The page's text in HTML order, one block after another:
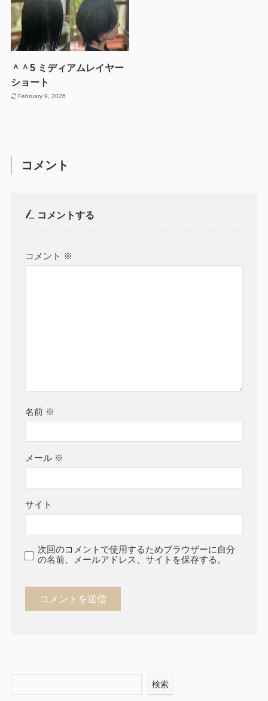
＾＾5 ミディアムレイヤー
ショート
February 9, 2026
コメント
コメントする
コメント ※
名前 ※
メール ※
サイト
次回のコメントで使用するためブラウザーに自分
の名前、メールアドレス、サイトを保存する。
検索